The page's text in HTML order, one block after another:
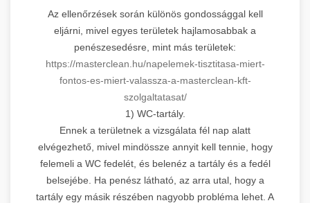
Az ellenőrzések során különös gondossággal kell
eljárni, mivel egyes területek hajlamosabbak a
penészesedésre, mint más területek:
https://masterclean.hu/napelemek-tisztitasa-miert-
fontos-es-miert-valassza-a-masterclean-kft-
szolgaltatasat/
1) WC-tartály.
Ennek a területnek a vizsgálata fél nap alatt
elvégezhető, mivel mindössze annyit kell tennie, hogy
felemeli a WC fedelét, és belenéz a tartály és a fedél
belsejébe. Ha penész látható, az arra utal, hogy a
tartály egy másik részében nagyobb probléma lehet. A